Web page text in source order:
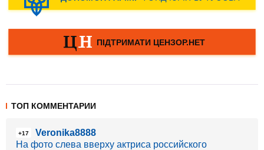
ТОП КОММЕНТАРИИ
+17
Veronika8888
На фото слева вверху актриса российского